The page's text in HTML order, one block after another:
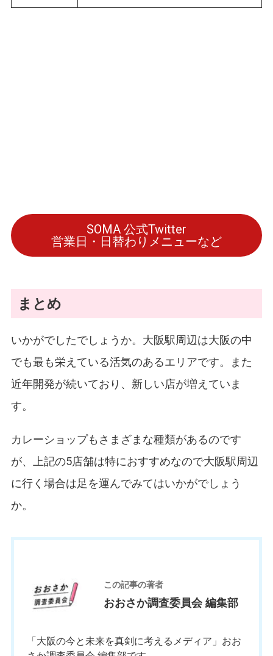
SOMA 公式Twitter
営業日・日替わりメニューなど
まとめ
いかがでしたでしょうか。大阪駅周辺は大阪の中
でも最も栄えている活気のあるエリアです。また
近年開発が続いており、新しい店が増えていま
す。
カレーショップもさまざまな種類があるのです
が、上記の5店舗は特におすすめなので大阪駅周辺
に行く場合は足を運んでみてはいかがでしょう
か。
この記事の著者
おおさか調査委員会 編集部
「大阪の今と未来を真剣に考えるメディア」おお